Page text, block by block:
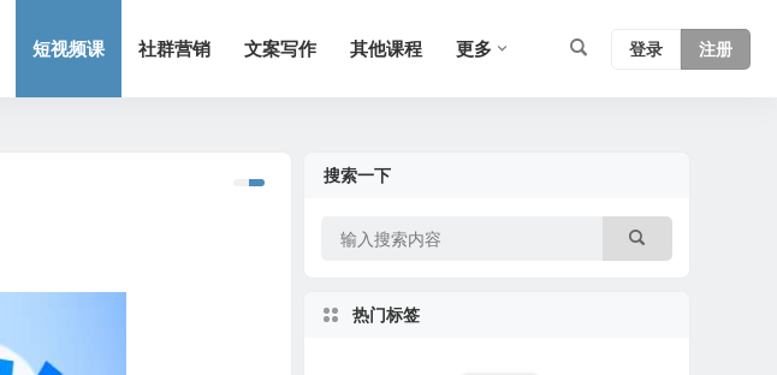
短视频课 社群营销 文案写作 其他课程 更多 登录 注册
搜索一下
热门标签